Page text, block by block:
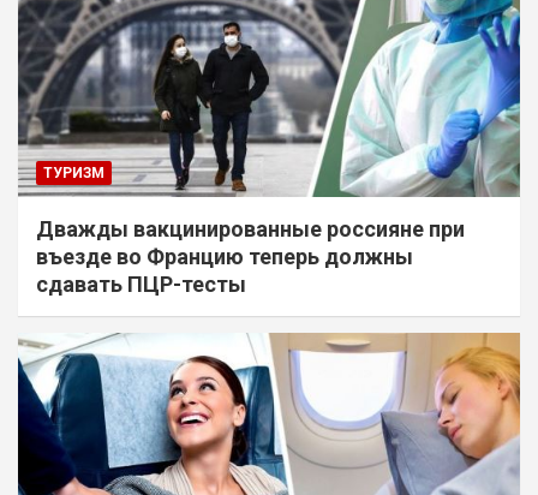
ТУРИЗМ
Дважды вакцинированные россияне при
въезде во Францию теперь должны
сдавать ПЦР-тесты